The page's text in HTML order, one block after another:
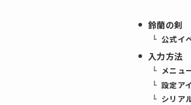
鈴蘭の剣
公式イ
入力方法
メニュ
設定ア
シリア